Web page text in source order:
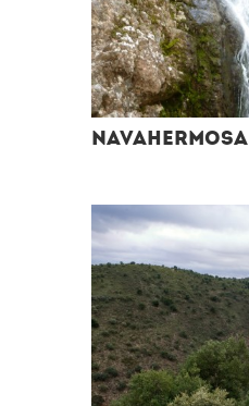
Navahermosa